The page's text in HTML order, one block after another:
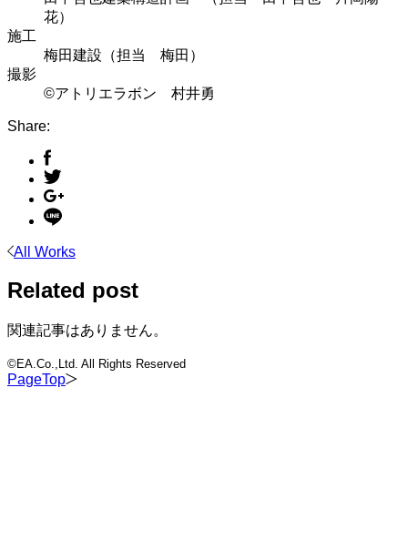
花）
施工
梅田建設（担当 梅田）
撮影
©アトリエラボン 村井勇
Share:
All Works
Related post
関連記事はありません。
©EA.Co.,Ltd. All Rights Reserved
PageTop